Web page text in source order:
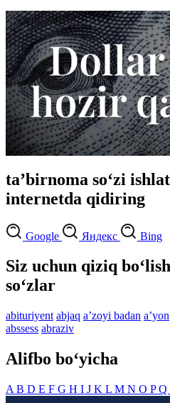
taʼbirnoma so‘zi
internetda qidiring
Google Яндекс Bing
Siz uchun qiziq
so‘zlar
abituriyent abjaq aʼzoyi badan aʼyon
abssess abraziv
Alifbo bo‘yicha
A B D E F G H I J K L M N O PQ